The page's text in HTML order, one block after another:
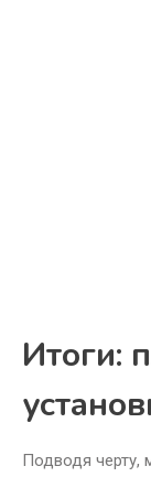
Итоги:
Подводя